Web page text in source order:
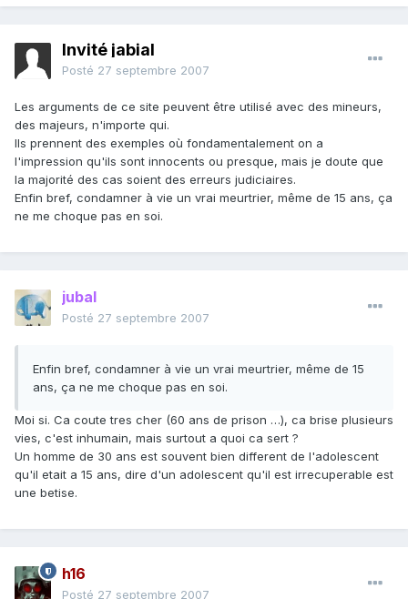
Invité jabial
Posté 27 septembre 2007
Les arguments de ce site peuvent être utilisé avec des mineurs,
des majeurs, n'importe qui.
Ils prennent des exemples où fondamentalement on a
l'impression qu'ils sont innocents ou presque, mais je doute que
la majorité des cas soient des erreurs judiciaires.
Enfin bref, condamner à vie un vrai meurtrier, même de 15 ans, ça
ne me choque pas en soi.
jubal
Posté 27 septembre 2007
Enfin bref, condamner à vie un vrai meurtrier, même de 15
ans, ça ne me choque pas en soi.
Moi si. Ca coute tres cher (60 ans de prison …), ca brise plusieurs
vies, c'est inhumain, mais surtout a quoi ca sert ?
Un homme de 30 ans est souvent bien different de l'adolescent
qu'il etait a 15 ans, dire d'un adolescent qu'il est irrecuperable est
une betise.
h16
Posté 27 septembre 2007